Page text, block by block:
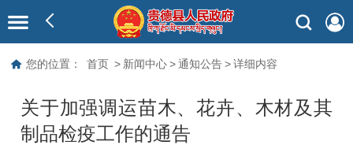
您的位置： 首页 > 新闻中心 > 通知公告 > 详细内容
关于加强调运苗木、花卉、木材及其
制品检疫工作的通告